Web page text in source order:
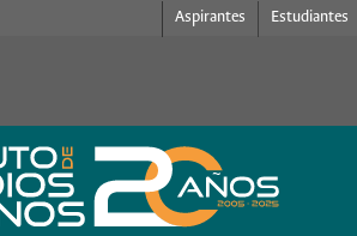
Aspirantes Estudiantes